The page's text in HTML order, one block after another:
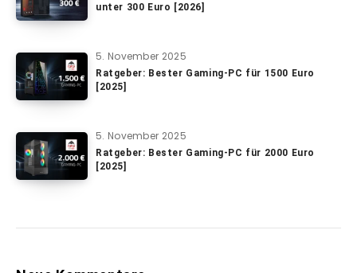
unter 300 Euro [2026]
5. November 2025
Ratgeber: Bester Gaming-PC für 1500 Euro
[2025]
5. November 2025
Ratgeber: Bester Gaming-PC für 2000 Euro
[2025]